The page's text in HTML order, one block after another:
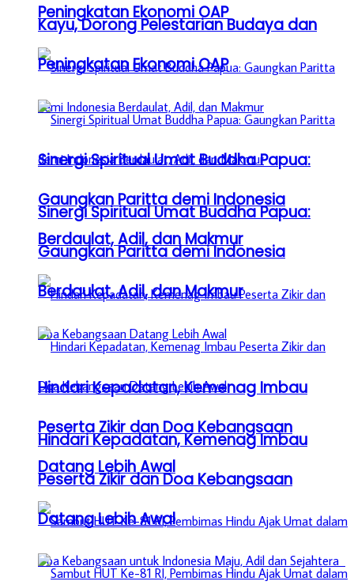
Peningkatan Ekonomi OAP
Sinergi Spiritual Umat Buddha Papua:
Gaungkan Paritta demi Indonesia
Berdaulat, Adil, dan Makmur
Hindari Kepadatan, Kemenag Imbau
Peserta Zikir dan Doa Kebangsaan
Datang Lebih Awal
Kayu, Dorong Pelestarian Budaya dan
Peningkatan Ekonomi OAP
Sinergi Spiritual Umat Buddha Papua:
Gaungkan Paritta demi Indonesia
Berdaulat, Adil, dan Makmur
Hindari Kepadatan, Kemenag Imbau
Peserta Zikir dan Doa Kebangsaan
Datang Lebih Awal